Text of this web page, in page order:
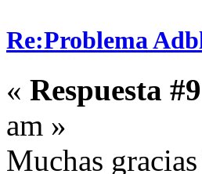
Re:Problema
« Respuesta
am »
Muchas